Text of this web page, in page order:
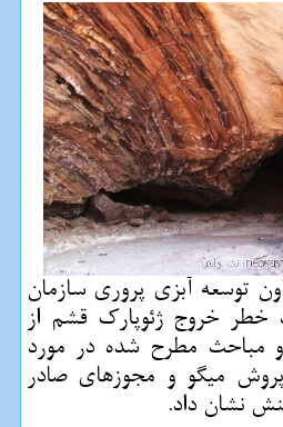
توسعه آبزی پروری سازمان
خطر خروج ژئوپارك قشم از
مباحث مطرح شده در مورد
میگو و مجوزهای صادر
نشان داد.